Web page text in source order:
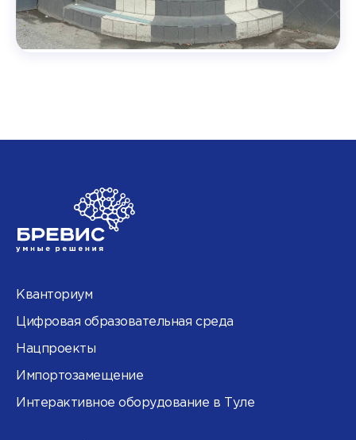
Кванториум
Цифровая образовательная среда
Нацпроекты
Импортозамещение
Интерактивное оборудование в Туле